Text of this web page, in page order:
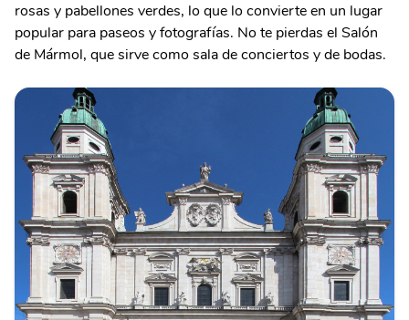
rosas y pabellones verdes, lo que lo convierte en un lugar
popular para paseos y fotografías. No te pierdas el Salón
de Mármol, que sirve como sala de conciertos y de bodas.